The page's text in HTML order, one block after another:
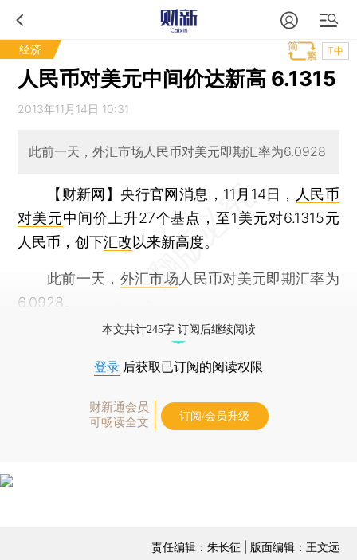
经济 T中
人民币对美元中间价达新高 6.1315
2013年11月14日 10:31
此前一天，外汇市场人民币对美元即期汇率为6.0928
【财新网】央行官网消息，11月14日， 人民币
对美元中间价上升27个基点，至1美元对6.1315元
人民币，创下汇改以来新高度。
此前一天， 外汇市场 人民币对美元即期汇率为
6.0928。
本文共计245字 订阅后继续阅读
登录 后获取已订阅的阅读权限
财新通会员
可畅读全文
订阅/会员升级
责任编辑：朱长征 | 版面编辑：王文远